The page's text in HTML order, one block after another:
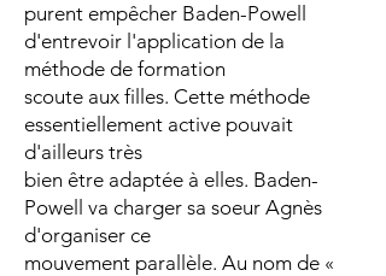
purent empêcher Baden-Powell
d'entrevoir l'application de la
méthode de formation
scoute aux filles. Cette méthode
essentiellement active pouvait
d'ailleurs très
bien être adaptée à elles. Baden-
Powell va charger sa soeur Agnès
d'organiser ce
mouvement parallèle. Au nom de «